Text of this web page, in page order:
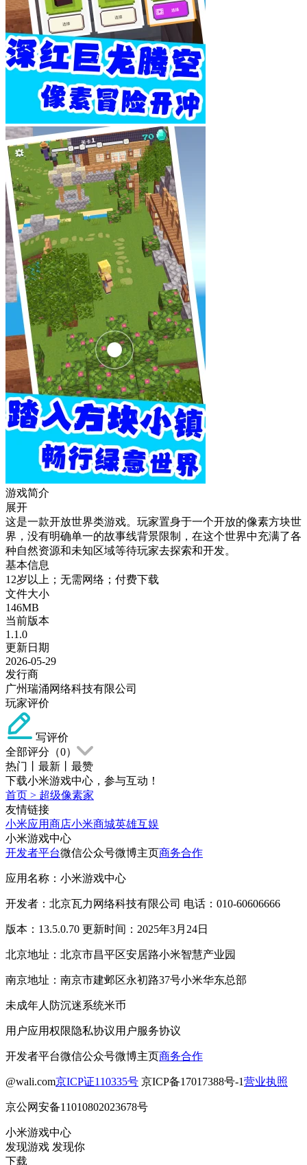
游戏简介
展开
这是一款开放世界类游戏。玩家置身于一个开放的像素方块世
界，没有明确单一的故事线背景限制，在这个世界中充满了各
种自然资源和未知区域等待玩家去探索和开发。
基本信息
12岁以上；无需网络；付费下载
文件大小
146MB
当前版本
1.1.0
更新日期
2026-05-29
发行商
广州瑞涌网络科技有限公司
玩家评价
写评价
全部评分（0）
热门
最新
最赞
下载小米游戏中心，参与互动！
首页 > 超级像素家
友情链接
小米应用商店小米商城英雄互娱
小米游戏中心
开发者平台微信公众号微博主页商务合作
应用名称：小米游戏中心
开发者：北京瓦力网络科技有限公司 电话：010-60606666
版本：13.5.0.70 更新时间：2025年3月24日
北京地址：北京市昌平区安居路小米智慧产业园
南京地址：南京市建邺区永初路37号小米华东总部
未成年人防沉迷系统米币
用户应用权限隐私协议用户服务协议
开发者平台微信公众号微博主页商务合作
@wali.com京ICP证110335号 京ICP备17017388号-1营业执照
京公网安备11010802023678号
小米游戏中心
发现游戏 发现你
下载